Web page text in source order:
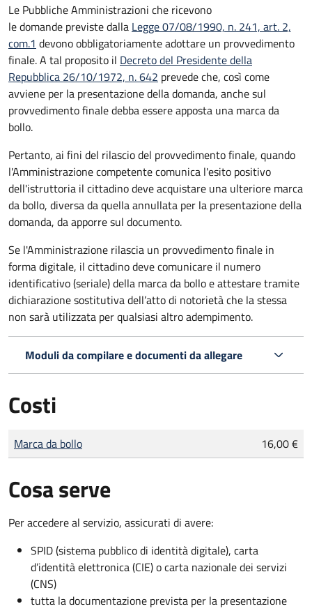
Le Pubbliche Amministrazioni che ricevono
le domande previste dalla Legge 07/08/1990, n. 241, art. 2,
com.1 devono obbligatoriamente adottare un provvedimento
finale. A tal proposito il Decreto del Presidente della
Repubblica 26/10/1972, n. 642 prevede che, così come
avviene per la presentazione della domanda, anche sul
provvedimento finale debba essere apposta una marca da
bollo.
Pertanto, ai fini del rilascio del provvedimento finale, quando
l'Amministrazione competente comunica l'esito positivo
dell'istruttoria il cittadino deve acquistare una ulteriore marca
da bollo, diversa da quella annullata per la presentazione della
domanda, da apporre sul documento.
Se l'Amministrazione rilascia un provvedimento finale in
forma digitale, il cittadino devecomunicare il numero
identificativo (seriale) della marca da bollo e attestare tramite
dichiarazione sostitutiva dell’atto di notorietà che la stessa
non sarà utilizzata per qualsiasi altro adempimento.
Moduli da compilare e documenti da allegare
Costi
Tipo di pagamento
Importo
Marca da bollo 16,00 €
Cosa serve
Per accedere al servizio, assicurati di avere:
SPID (sistema pubblico di identità digitale), carta
d’identità elettronica (CIE) o carta nazionale dei servizi
(CNS)
tutta la documentazione prevista per la presentazione